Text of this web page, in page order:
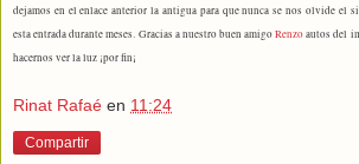
dejamos en el enlace anterior la antigua para que nunca se nos olvide el
esta entrada durante meses. Gracias a nuestro buen amigoRenzoautos del
hacernos ver la luz ¡por fin¡
Rinat Rafaé en 11:24
Compartir